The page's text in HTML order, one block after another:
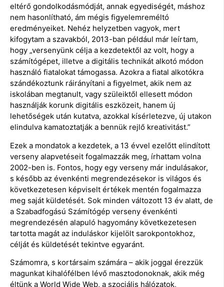
eltérő gondolkodásmódját, annak egyediségét, máshoz
nem hasonlítható, ám mégis figyelemreméltó
eredményeiket. Nehéz helyzetben vagyok, mert
kifogytam a szavakból, 2013-ban például már leírtam,
hogy „versenyünk célja a kezdetektől az volt, hogy a
számítógépet, illetve a digitális technikát alkotó módon
használó fiatalokat támogassa. Azokra a fiatal alkotókra
szándékoztunk ráirányítani a figyelmet, akik nem az
iskolában megtanult, vagy szüleiktől ellesett módon
használják korunk digitális eszközeit, hanem új
lehetőségek után kutatva, azokkal kísérletezve, új utakon
elindulva kamatoztatják a bennük rejlő kreativitást.”
Ezek a mondatok a kezdetek, a 13 évvel ezelőtt elindított
verseny alapvetéseit fogalmazzák meg, írhattam volna
2002-ben is. Fontos, hogy egy verseny már indulásakor,
s később az évenkénti megrendezésekor is világos és
következetesen képviselt értékek mentén fogalmazza
meg saját küldetését. Sok minden változott 13 év alatt, de
a Szabadfogású Számítógép verseny évenkénti
megrendezésén alapuló hagyomány következetesen
tartotta magát az induláskor kijelölt sarokpontokhoz,
célját és küldetését tekintve egyaránt.
Számomra, s kortársaim számára – akik joggal érezzük
magunkat kihalófélben lévő masztodonoknak, akik még
éltünk a World Wide Web, a szociális hálózatok,